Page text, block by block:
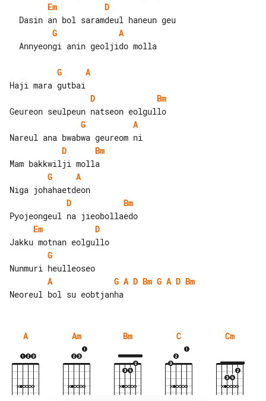
Em
D
G
A
Annyeongi anin geoljido molla
G
A
D
Bm
G
A
D
Bm
G
A
D
Bm
Em
D
G
A
G A D Bm G A D Bm
A Am Bm C Cm